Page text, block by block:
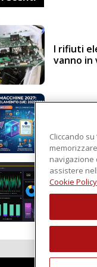
I rifiuti
vanno in
2023/
Cliccando
navigazione
assistere
Cookie Policy